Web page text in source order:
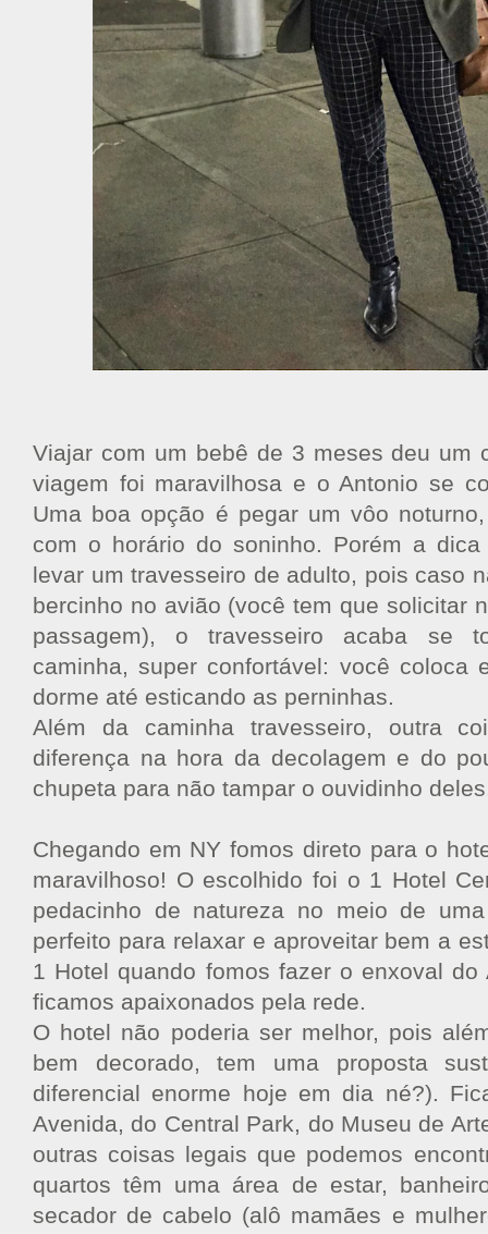
Viajar com um bebê de 3 meses deu um
viagem foi maravilhosa e o Antonio se
Uma boa opção é pegar um vôo
com o horário do soninho. Porém a
levar um travesseiro de adulto, pois caso
bercinho no avião (você tem que solicitar
passagem), o travesseiro acaba se
caminha, super confortável: você coloca
dorme até esticando as perninhas.
Além da caminha travesseiro, outra
diferença na hora da decolagem e do
chupeta para não tampar o ouvidinho
Chegando em NY fomos direto para o
maravilhoso! O escolhido foi o 1 Hotel
pedacinho de natureza no meio de
perfeito para relaxar e aproveitar bem a
1 Hotel quando fomos fazer o enxoval
ficamos apaixonados pela rede.
O hotel não poderia ser melhor, pois
bem decorado, tem uma proposta
diferencial enorme hoje em dia né?).
Avenida, do Central Park, do Museu de
outras coisas legais que podemos
quartos têm uma área de estar,
secador de cabelo (alô mamães e